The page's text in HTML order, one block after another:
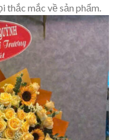
thắc mắc về sản phẩm.